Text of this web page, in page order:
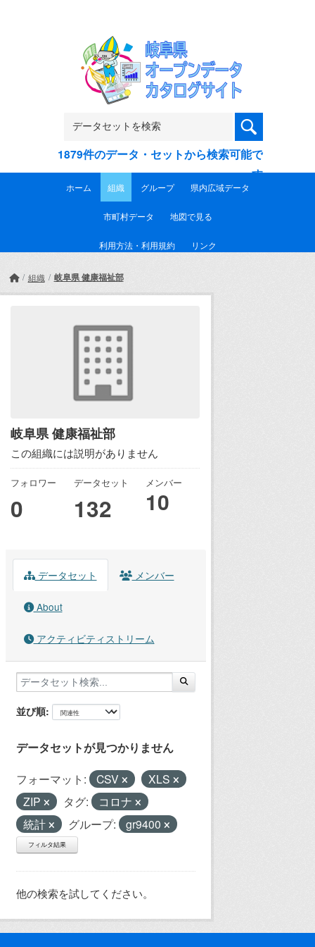
1879件のデータ・セットから検索可能で
す
ホーム 組織 グループ 県内広域データ
市町村データ 地図で見る
利用方法・利用規約 リンク
組織 岐阜県 健康福祉部
岐阜県 健康福祉部
この組織には説明がありません
フォロワー
0
データセット
132
メンバー
10
データセット メンバー
About
アクティビティストリーム
並び順
データセットが見つかりません
フォーマット: CSV
XLS
ZIP
タグ:
コロナ
統計
グループ: gr9400
フィルタ結果
他の検索を試してください。